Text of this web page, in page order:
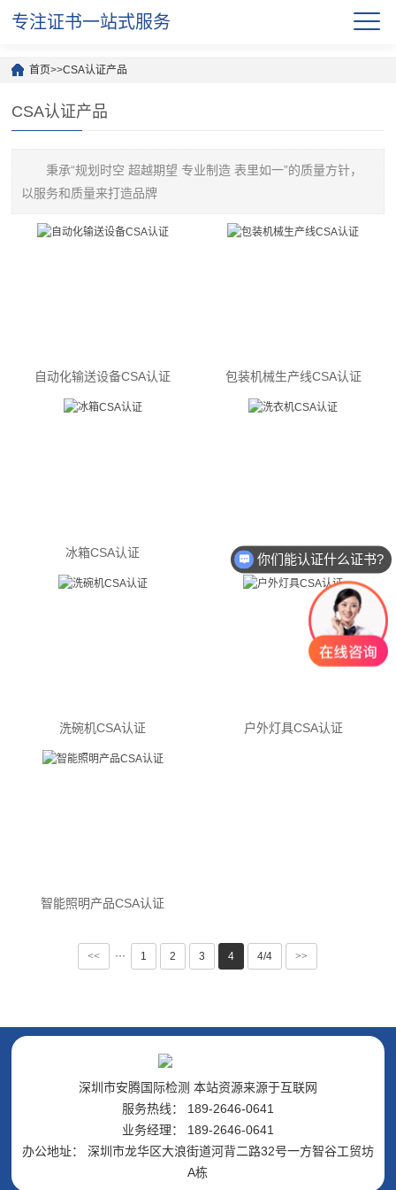
专注证书一站式服务
首页>>CSA认证产品
CSA认证产品
秉承“规划时空 超越期望 专业制造 表里如一”的质量方针，
以服务和质量来打造品牌
自动化输送设备CSA认证 包装机械生产线CSA认证
冰箱CSA认证 洗衣机CSA认证
洗碗机CSA认证 户外灯具CSA认证
智能照明产品CSA认证
<< ··· 1 2 3 4 4/4 >>
深圳市安腾国际检测 本站资源来源于互联网
服务热线： 189-2646-0641
业务经理： 189-2646-0641
办公地址： 深圳市龙华区大浪街道河背二路32号一方智谷工贸坊
A栋
你们能认证什么证书?